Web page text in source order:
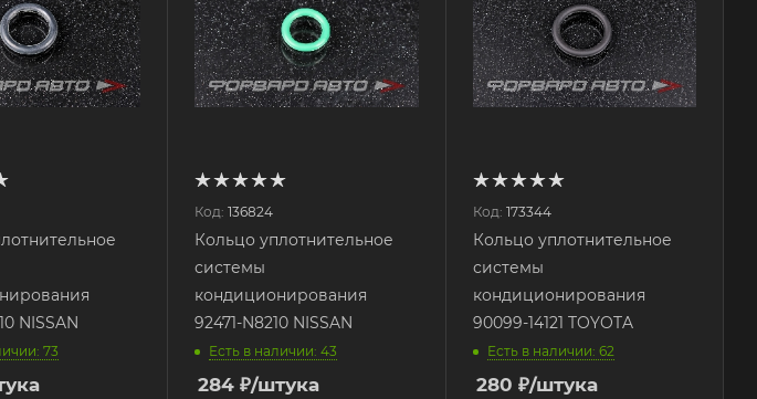
NISSAN
73
Код: 136824
Кольцо уплотнительное
системы
кондиционирования
92471-N8210 NISSAN
Есть в наличии: 43
284 ₽/штука
Код: 173344
Кольцо уплотнительное
системы
кондиционирования
90099-14121 TOYOTA
Есть в наличии: 62
280 ₽/штука